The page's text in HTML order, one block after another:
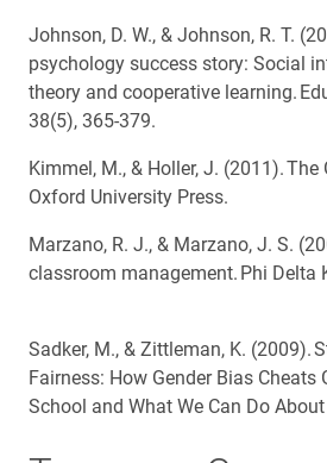
Johnson, D. W., & Johnson, R. T.
psychology success story: Social
theory and cooperative learning.
38(5), 365-379.
Kimmel, M., & Holler, J. (2011). The
Oxford University Press.
Marzano, R. J., & Marzano, J. S.
classroom management. Phi Delta
Sadker, M., & Zittleman, K. (2009).
Fairness: How Gender Bias Cheats
School and What We Can Do